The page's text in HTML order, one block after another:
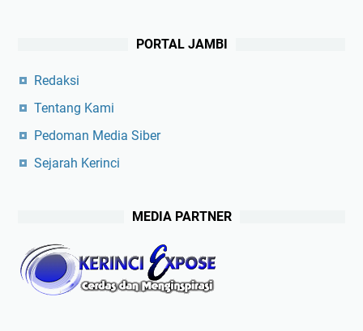
PORTAL JAMBI
Redaksi
Tentang Kami
Pedoman Media Siber
Sejarah Kerinci
MEDIA PARTNER